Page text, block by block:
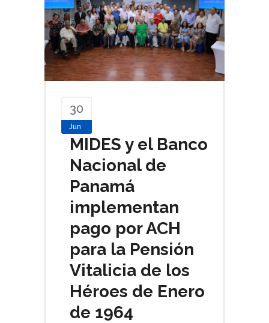
30
Jun
MIDES y el Banco
Nacional de
Panamá
implementan
pago por ACH
para la Pensión
Vitalicia de los
Héroes de Enero
de 1964